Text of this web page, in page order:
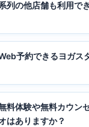
列の他店舗も利用で
予約できるヨガス
料体験や無料カウン
はありますか？